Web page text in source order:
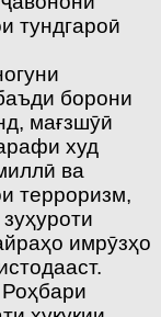
тундгароӣ
борони
мағзшӯӣ
худ
ва
терроризм,
имрӯзҳо